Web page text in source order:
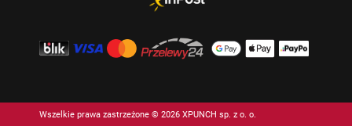
Wszelkie prawa zastrzeżone © 2026 XPUNCH sp. z o. o.